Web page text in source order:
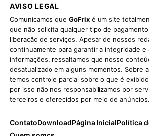
AVISO LEGAL
Comunicamos que GoFrix é um site
que não solicita qualquer tipo de
liberação de serviços. Apesar de nossos
continuamente para garantir a integridade e
informações, ressaltamos que nosso
desatualizado em alguns momentos. Sobre
temos controle parcial sobre o que é
por isso não nos responsabilizamos por
terceiros e oferecidos por meio de anúncios.
ContatoDownloadPágina InicialPolítica